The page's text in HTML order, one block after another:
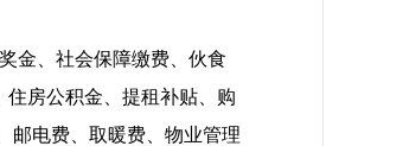
金、社会保障缴费、伙食
房公积金、提租补贴、购
邮电费、取暖费、物业管理